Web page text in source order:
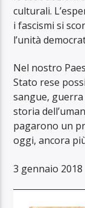
culturali.
i fascismi si
l’unità
Nel nostro
Stato rese
sangue,
storia
pagarono un
oggi, ancora
3 gennaio 2018